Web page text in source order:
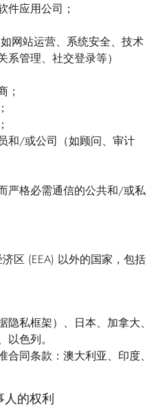
件应用公司；
网站运营、系统安全、技术
管理、社交登录等）
；
和/或公司（如顾问、审计
严格必需通信的公共和/或私
区 (EEA) 以外的国家，包括
隐私框架）、日本、加拿大、
色列。
同条款：澳大利亚、印度、
人的权利